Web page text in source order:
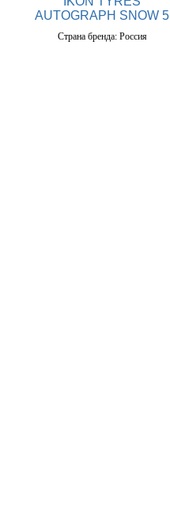
AUTOGRAPH SNOW 5
Страна бренда: Россия